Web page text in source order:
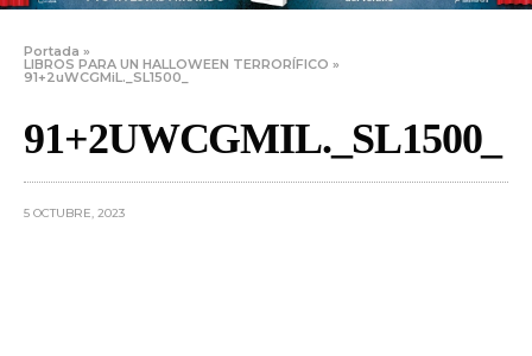
Portada »
LIBROS PARA UN HALLOWEEN TERRORÍFICO »
91+2uWCGMiL._SL1500_
91+2UWCGMIL._SL1500_
5 OCTUBRE, 2023